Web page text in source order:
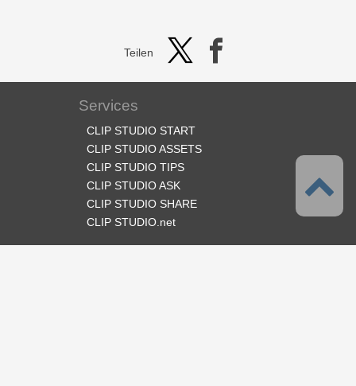
Teilen
Services
CLIP STUDIO START
CLIP STUDIO ASSETS
CLIP STUDIO TIPS
CLIP STUDIO ASK
CLIP STUDIO SHARE
CLIP STUDIO.net